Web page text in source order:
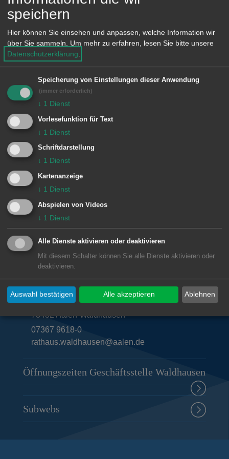
n
Unsere Anschrift
Hochmeisterstraße 14
Telefon: 07367 2420
Fax: 07367 922869
E-Mail:
poststelle@04125350.schule.bwl.de
Lage im GIS-Geodatenportal anzeigen
Unsere Anschrift
Geschäftsstelle Waldhausen
Deutschordenstraße 19
73432Aalen-Waldhausen
07367 9618-0
rathaus.waldhausen@aalen.de
Öffnungszeiten Geschäftsstelle Waldhausen
Subwebs
speichern
Hier können Sie einsehen und anpassen, welche Information wir
über Sie sammeln.
Um mehr zu erfahren, lesen Sie bitte unsere
Datenschutzerklärung
Speicherung von Einstellungen dieser Anwendung
(immer erforderlich)
↓ 1 Dienst
Vorlesefunktion für Text
↓ 1 Dienst
Schriftdarstellung
↓ 1 Dienst
Kartenanzeige
↓ 1 Dienst
Abspielen von Videos
↓ 1 Dienst
Alle Dienste aktivieren oder deaktivieren
Mit diesem Schalter können Sie alle Dienste aktivieren oder
deaktivieren.
Ablehnen
Auswahl bestätigen Alle akzeptieren